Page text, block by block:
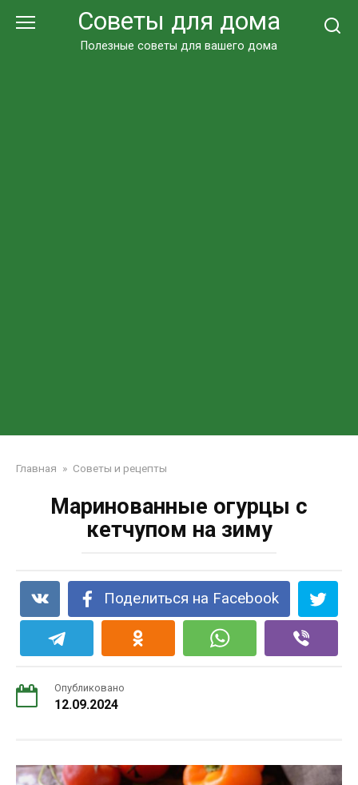
Советы для дома
Полезные советы для вашего дома
Главная » Советы и рецепты
Маринованные огурцы с
кетчупом на зиму
Поделиться на Facebook
Опубликовано
12.09.2024